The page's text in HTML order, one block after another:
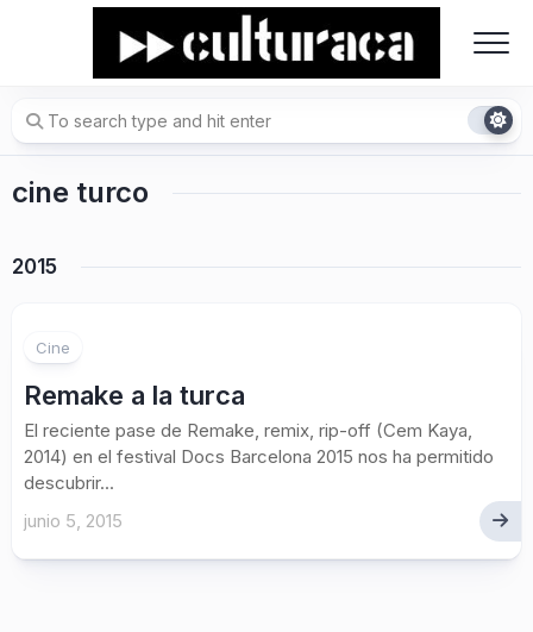
cine turco
2015
Cine
Remake a la turca
El reciente pase de Remake, remix, rip-off (Cem Kaya,
2014) en el festival Docs Barcelona 2015 nos ha permitido
descubrir...
junio 5, 2015